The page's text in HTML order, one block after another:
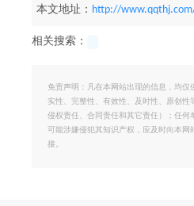
本文地址： http://
相关搜索：
免责声明：凡在本网站出现的信息，均
实性、完整性、有效性、及时性、原创
侵权责任、合同责任和其它责任）；任
可能涉嫌侵犯其知识产权，应及时向本
接。